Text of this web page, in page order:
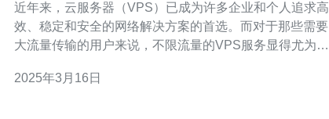
近年来，云服务器（VPS）已成为许多企业和个人追求高
效、稳定和安全的网络解决方案的首选。而对于那些需要
大流量传输的用户来说，不限流量的VPS服务显得尤为重
市场，本文将介绍日本和韩国的不限流量VPS服务，并探
2025年3月16日